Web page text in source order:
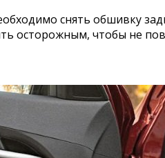
снять обшивку
осторожным, чтобы не